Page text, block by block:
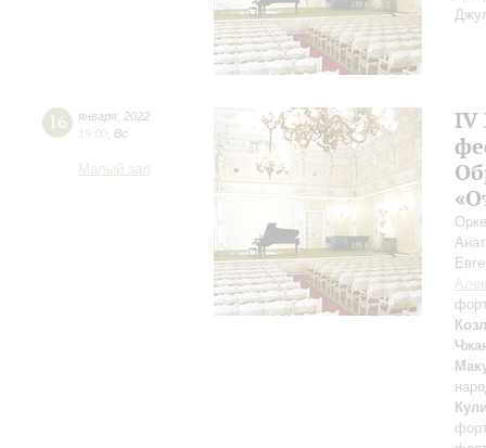
16 января 2022
19:00 Вс
Малый зал
IV